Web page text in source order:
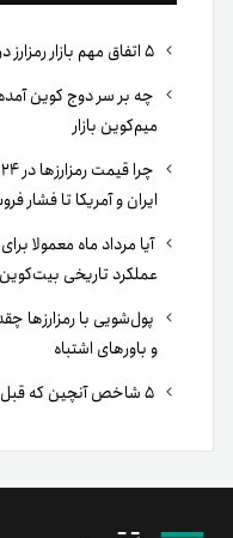
چه بر سر دوج کوین
میم‌کوین بازار
ایران و آمریکا تا فشار
آیا مرداد ماه معمولا
عملکرد تاریخی
پول‌شویی با رمزارزها
و باورهای اشتباه